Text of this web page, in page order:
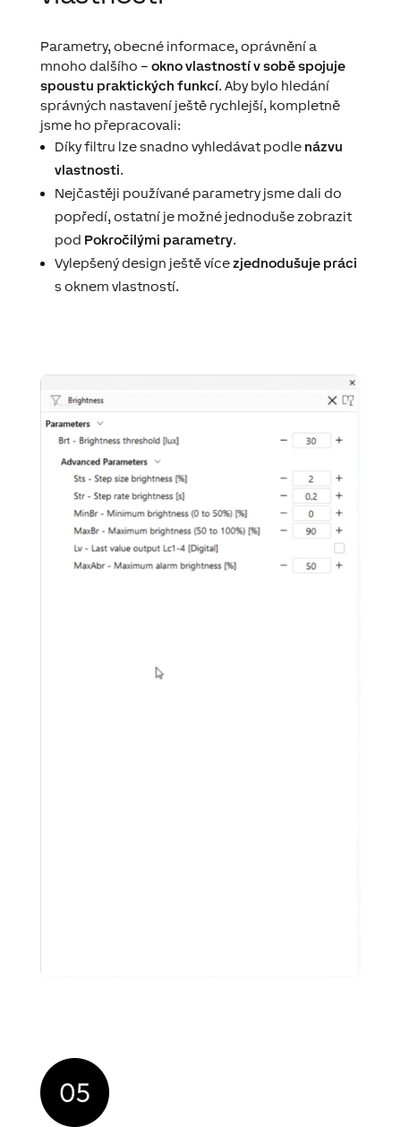
Parametry, obecné informace, oprávnění a
mnoho dalšího – okno vlastností v sobě spojuje
spoustu praktických funkcí. Aby bylo hledání
správných nastavení ještě rychlejší, kompletně
jsme ho přepracovali:
Díky filtru lze snadno vyhledávat podle názvu
vlastnosti.
Nejčastěji používané parametry jsme dali do
popředí, ostatní je možné jednoduše zobrazit
pod Pokročilými parametry.
Vylepšený design ještě vícezjednodušuje práci
s oknem vlastností.